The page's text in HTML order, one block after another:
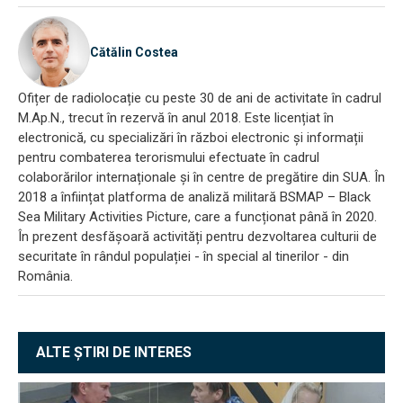
Cătălin Costea
Ofițer de radiolocație cu peste 30 de ani de activitate în cadrul
M.Ap.N., trecut în rezervă în anul 2018. Este licențiat în
electronică, cu specializări în război electronic și informații
pentru combaterea terorismului efectuate în cadrul
colaborărilor internaționale și în centre de pregătire din SUA. În
2018 a înființat platforma de analiză militară BSMAP – Black
Sea Military Activities Picture, care a funcționat până în 2020.
În prezent desfășoară activități pentru dezvoltarea culturii de
securitate în rândul populației - în special al tinerilor - din
România.
ALTE ȘTIRI DE INTERES